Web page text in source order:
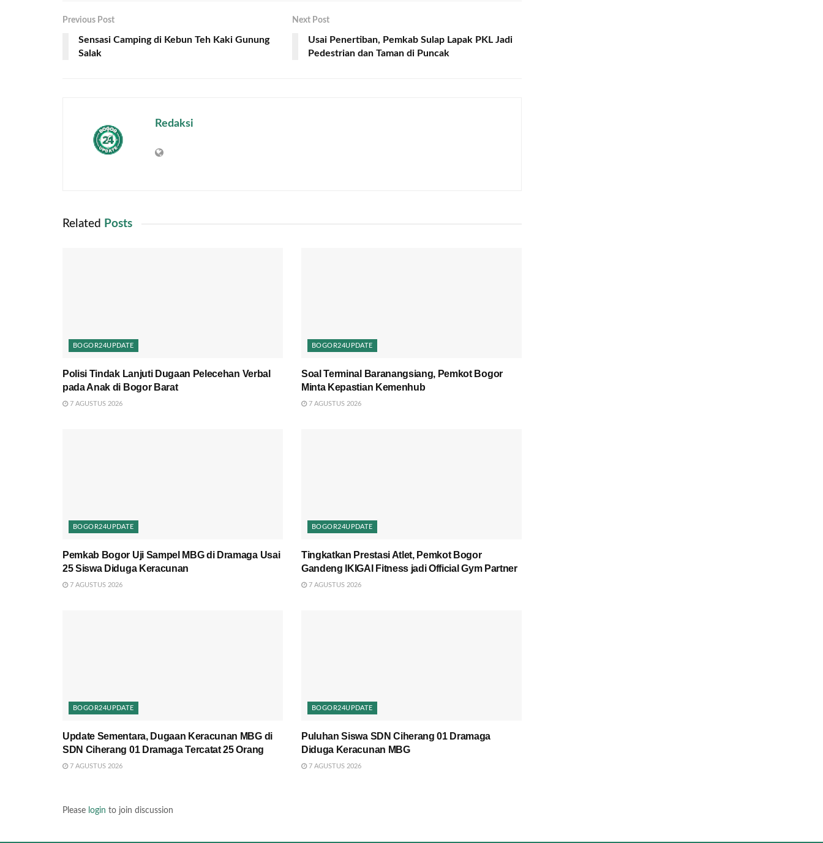
Previous Post
Sensasi Camping di Kebun Teh Kaki Gunung
Salak
Next Post
Usai Penertiban, Pemkab Sulap Lapak PKL Jadi
Pedestrian dan Taman di Puncak
Redaksi
Related Posts
BOGOR24UPDATE
Polisi Tindak Lanjuti Dugaan Pelecehan Verbal
pada Anak di Bogor Barat
7 AGUSTUS 2026
BOGOR24UPDATE
Soal Terminal Baranangsiang, Pemkot Bogor
Minta Kepastian Kemenhub
7 AGUSTUS 2026
BOGOR24UPDATE
Pemkab Bogor Uji Sampel MBG di Dramaga Usai
25 Siswa Diduga Keracunan
7 AGUSTUS 2026
BOGOR24UPDATE
Tingkatkan Prestasi Atlet, Pemkot Bogor
Gandeng IKIGAI Fitness jadi Official Gym Partner
7 AGUSTUS 2026
BOGOR24UPDATE
Update Sementara, Dugaan Keracunan MBG di
SDN Ciherang 01 Dramaga Tercatat 25 Orang
7 AGUSTUS 2026
BOGOR24UPDATE
Puluhan Siswa SDN Ciherang 01 Dramaga
Diduga Keracunan MBG
7 AGUSTUS 2026
Please login to join discussion